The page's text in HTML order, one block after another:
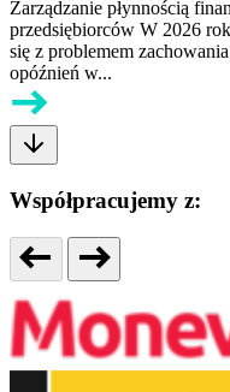
Zarządzanie płynnością
przedsiębiorców W 2026
się z problemem
opóźnień w...
Współpracujemy z: